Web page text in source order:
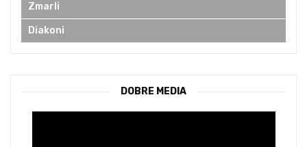
Zmarli
Diakoni
DOBRE MEDIA